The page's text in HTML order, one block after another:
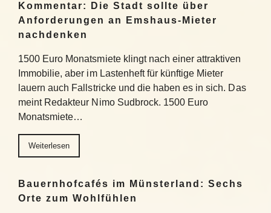
Kommentar: Die Stadt sollte über
Anforderungen an Emshaus-Mieter
nachdenken
1500 Euro Monatsmiete klingt nach einer attraktiven
Immobilie, aber im Lastenheft für künftige Mieter
lauern auch Fallstricke und die haben es in sich. Das
meint Redakteur Nimo Sudbrock. 1500 Euro
Monatsmiete…
Weiterlesen
Bauernhofcafés im Münsterland: Sechs
Orte zum Wohlfühlen